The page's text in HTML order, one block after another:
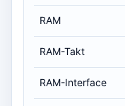
RAM
RAM-Takt
RAM-Interface